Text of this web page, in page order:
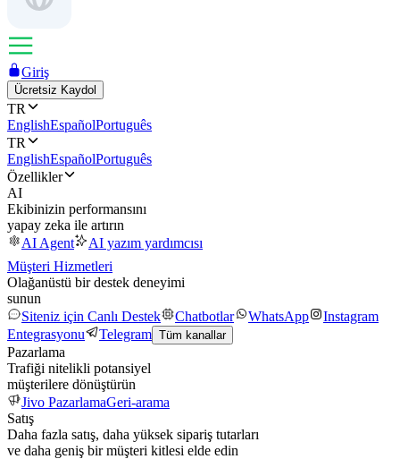
Giriş
Ücretsiz Kaydol
TR
EnglishEspañolPortuguês
TR
EnglishEspañolPortuguês
Özellikler
AI
Ekibinizin performansını
yapay zeka ile artırın
AI Agent
AI yazım yardımcısı
Müşteri Hizmetleri
Olağanüstü bir destek deneyimi
sunun
Siteniz için Canlı Destek
Chatbotlar WhatsApp
Instagram
Entegrasyonu
Telegram Tüm kanallar
Pazarlama
Trafiği nitelikli potansiyel
müşterilere dönüştürün
Jivo PazarlamaGeri-arama
Satış
Daha fazla satış, daha yüksek sipariş tutarları
ve daha geniş bir müşteri kitlesi elde edin